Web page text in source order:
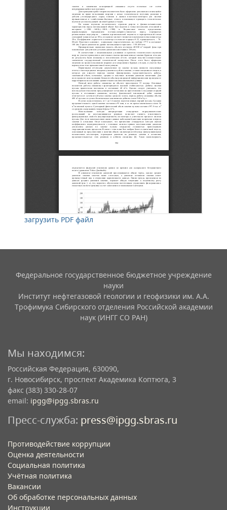
загрузить PDF файл
Федеральное государственное бюджетное учреждение
науки
Институт нефтегазовой геологии и геофизики им. А.А.
Трофимука Сибирского отделения Российской академии
наук (ИНГГ СО РАН)
Мы находимся:
Российская Федерация, 630090,
г. Новосибирск, проспект Академика Коптюга, 3
факс (383) 330-28-07
email: ipgg@ipgg.sbras.ru
Пресс-служба: press@ipgg.sbras.ru
Противодействие коррупции
Оценка деятельности
Социальная политика
Учётная политика​
Вакансии​
Об обработке персональных данных​
Инструкции​